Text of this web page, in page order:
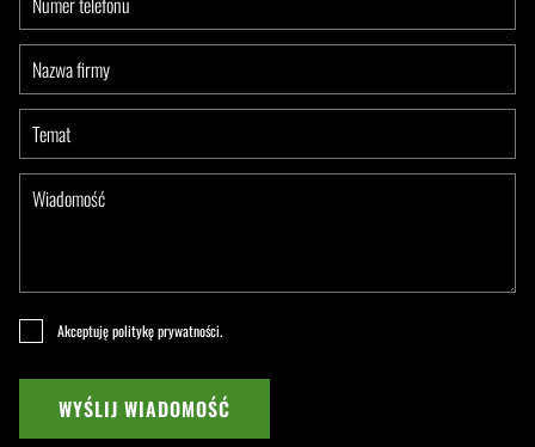
Akceptujępolitykę prywatności.
WYŚLIJ WIADOMOŚĆ